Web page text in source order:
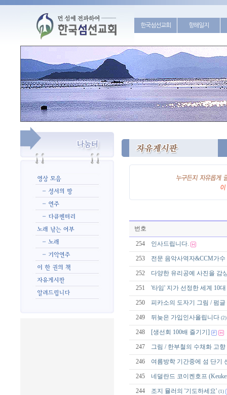
한국섬선교회 항해일지
번호
254 인사드립니다.
253 전문 음악사역자&CCM가
252 다양한 유리공예 사진을 감
251 '타임' 지가 선정한 세계 10
250 피카소의 도자기 그림 / 펌글
249 뒤늦은 가입인사올립니다 (2)
248 [생선회 100배 즐기기]
247 그림 / 한부철의 수채화 고
246 여름방학 기간중에 섬 단기
245 네덜란드 코이켄호프
244 조지 뮬러의 '기도하세요' (1)